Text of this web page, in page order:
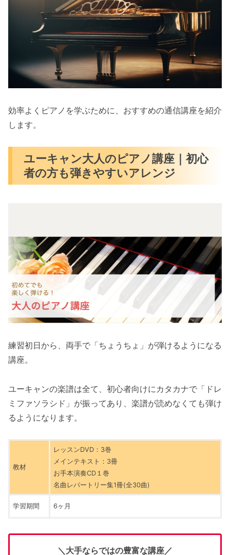
効率よくピアノを学ぶために、おすすめの通信講座を紹介
します。
ユーキャン大人のピアノ講座｜初心
者の方も弾きやすいアレンジ
練習初日から、両手で「ちょうちょ」が弾けるようになる
講座。
ユーキャンの楽譜は全て、初心者向けにカタカナで「ドレ
ミファソラシド」が振ってあり、楽譜が読めなくても弾け
るようになります。
教材
レッスンDVD：3巻
メインテキスト：3冊
お手本演奏CD１巻
名曲レパートリー集1冊(全30曲)
学習期間 6ヶ月
＼大手ならではの豊富な講座／